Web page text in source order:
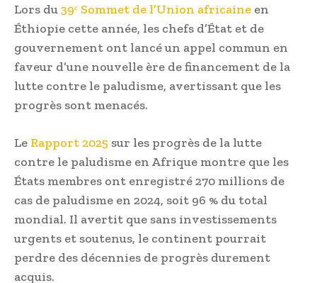
Lors du39ᵉ Sommet de l’Union africaine en
Éthiopie cette année, les chefs d’État et de
gouvernement ont lancé un appel commun en
faveur d’une nouvelle ère de financement de la
lutte contre le paludisme, avertissant que les
progrès sont menacés.
Le Rapport 2025 sur les progrès de la lutte
contre le paludisme en Afrique montre que les
États membres ont enregistré 270 millions de
cas de paludisme en 2024, soit 96 % du total
mondial. Il avertit que sans investissements
urgents et soutenus, le continent pourrait
perdre des décennies de progrès durement
acquis.